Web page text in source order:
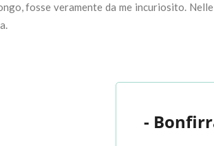
fosse veramente da me incuriosito.
-